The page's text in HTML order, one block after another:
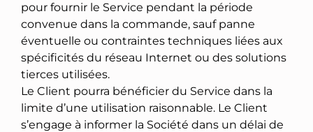
pour fournir le Service pendant la période
convenue dans la commande, sauf panne
éventuelle ou contraintes techniques liées aux
spécificités du réseau Internet ou des solutions
tierces utilisées.
Le Client pourra bénéficier du Service dans la
limite d’une utilisation raisonnable. Le Client
s’engage à informer la Société dans un délai de